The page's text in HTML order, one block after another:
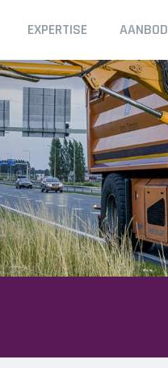
EXPERTISE AANBOD